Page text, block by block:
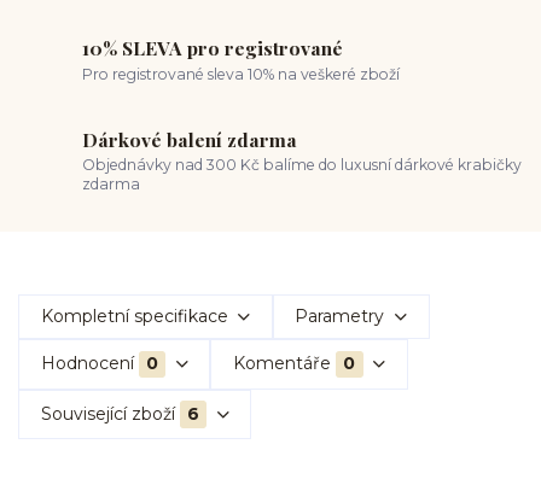
10% SLEVA pro registrované
Pro registrované sleva 10% na veškeré zboží
Dárkové balení zdarma
Objednávky nad 300 Kč balíme do luxusní dárkové krabičky
zdarma
Kompletní specifikace Parametry
Hodnocení 0 Komentáře 0
Související zboží 6